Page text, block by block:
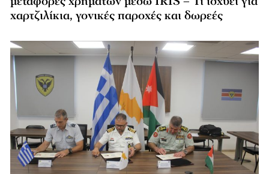
χαρτζιλίκια, γονικές παροχές και δωρεές